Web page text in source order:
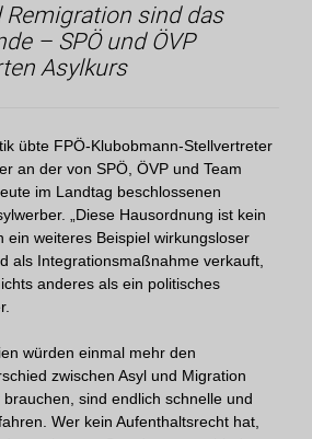
sind das
– SPÖ und ÖVP
Asylkurs
übte FPÖ-Klubobmann-Stellvertreter
an der von SPÖ, ÖVP und Team
im Landtag beschlossenen
„Diese Hausordnung ist kein
ein weiteres Beispiel wirkungsloser
als Integrationsmaßnahme verkauft,
anderes als ein politisches
würden einmal mehr den
zwischen Asyl und Migration
brauchen, sind endlich schnelle und
Wer kein Aufenthaltsrecht hat,